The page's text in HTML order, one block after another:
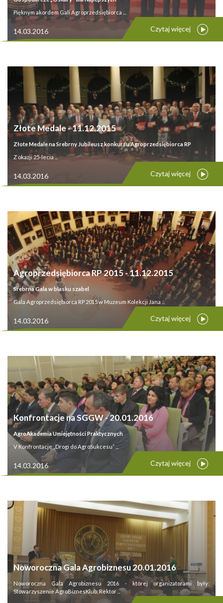
Pięknym akordem Gali Agroprzedsiębiorca ...
14.03.2016 Czytaj więcej
Złote Medale - 11.12.2015
Złote Medale na Srebrny Jubileusz konkursu Agroprzedsiębiorca RP
Z okazji 25-lecia ...
14.03.2016 Czytaj więcej
Agroprzedsiębiorca RP 2015 - 11.12.2015
Srebrna Gala w blasku szabel
Gala Agroprzedsiębiorca RP 2015 w Muzeum Kolekcji Jana ...
14.03.2016 Czytaj więcej
Konfrontacje na SGGW - 20.01.2016
AgroAkademia Umiejętności Praktycznych
V Konfrontacje „Drogi do AgroSukcesu” ...
14.03.2016 Czytaj więcej
Noworoczna Gala Agrobiznesu 20.01.2016
Noworoczna Gala Agrobiznesu 2016 - której organizatorami były:
Stowarzyszenie AgroBiznesKlub, Rektor ...